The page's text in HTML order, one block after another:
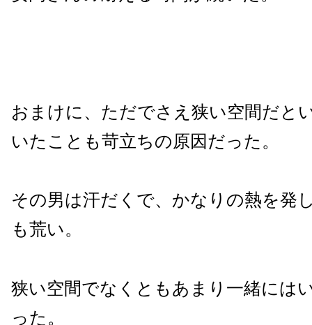
おまけに、ただでさえ狭い空間だと
いたことも苛立ちの原因だった。
その男は汗だくで、かなりの熱を発
も荒い。
狭い空間でなくともあまり一緒には
った。